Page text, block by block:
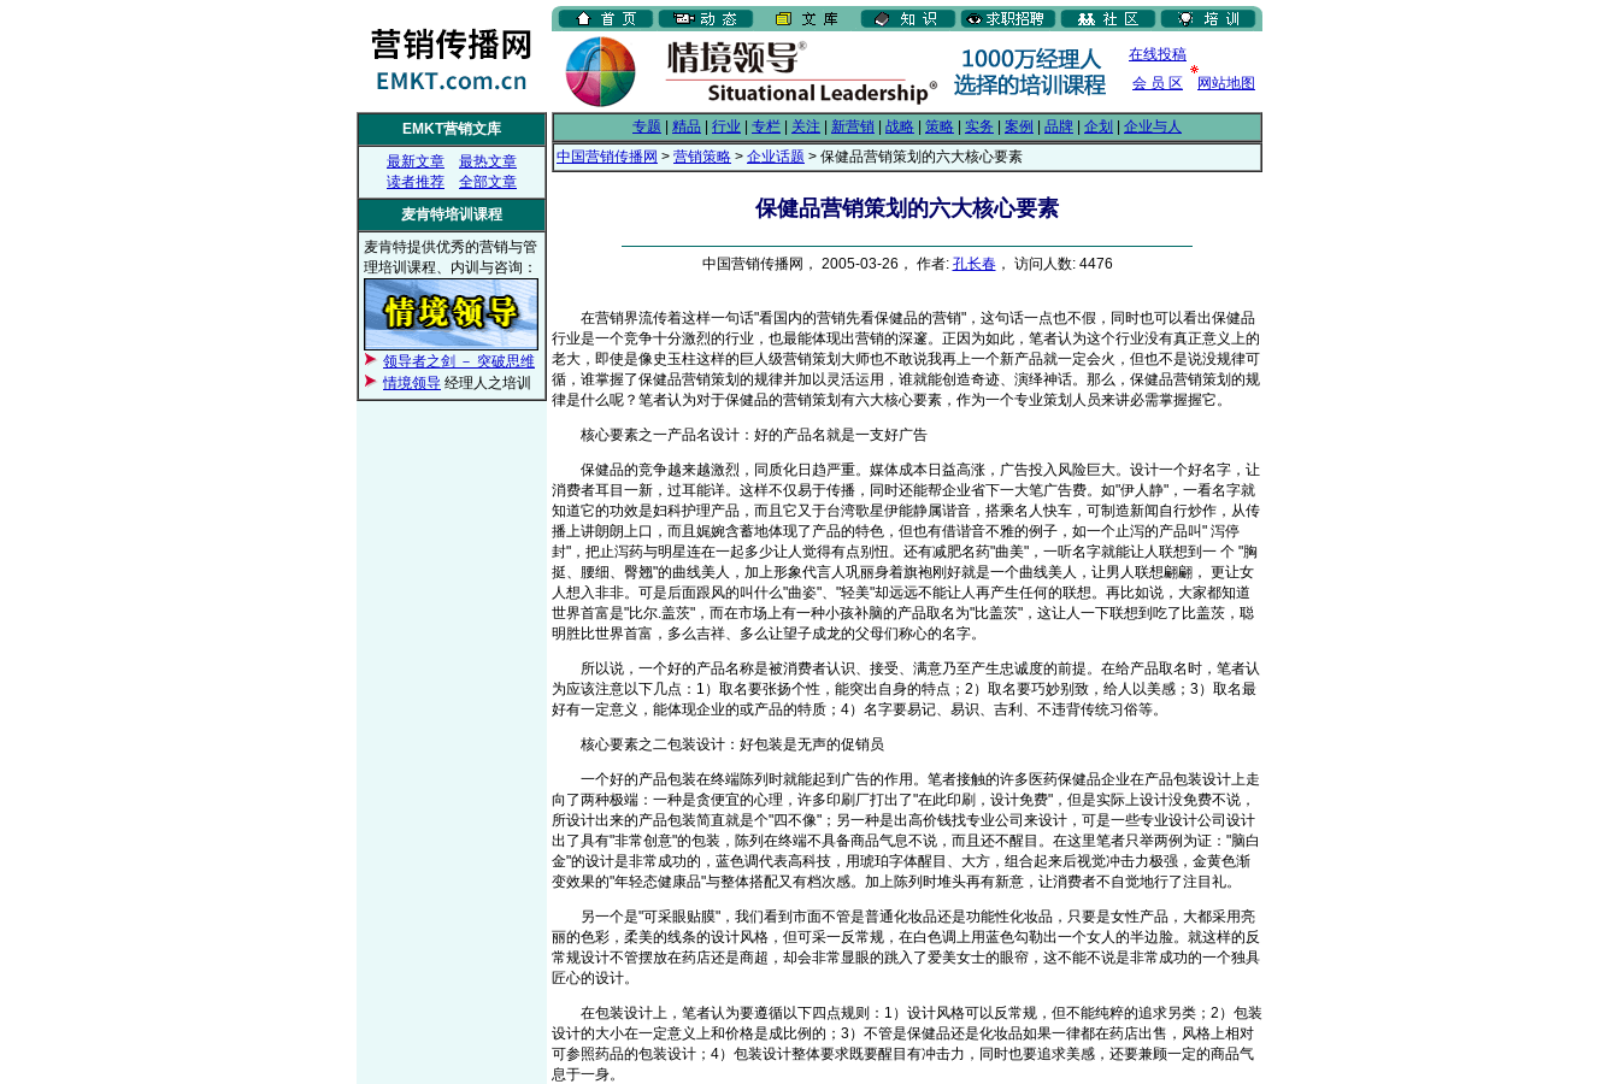
在线投稿
会 员 区
网站地图
EMKT营销文库
最新文章
最热文章
读者推荐
全部文章
麦肯特培训课程
麦肯特提供优秀的营销与管
理培训课程、内训与咨询：
领导者之剑 － 突破思维
情境领导 经理人之培训
专题 精品 行业 专栏 关注 新营销 战略 策略 实务 案例 品牌 企划
企业与人
中国营销传播网 > 营销策略 > 企业话题 > 保健品营销策划的六大核心要素
保健品营销策划的六大核心要素
中国营销传播网， 2005-03-26， 作者: 孔长春， 访问人数: 4476
在营销界流传着这样一句话"看国内的营销先看保健品的营销"，这句话一点也不假，同时也可以看出保健品
行业是一个竞争十分激烈的行业，也最能体现出营销的深邃。正因为如此，笔者认为这个行业没有真正意义上的
老大，即使是像史玉柱这样的巨人级营销策划大师也不敢说我再上一个新产品就一定会火，但也不是说没规律可
循，谁掌握了保健品营销策划的规律并加以灵活运用，谁就能创造奇迹、演绎神话。那么，保健品营销策划的规
律是什么呢？笔者认为对于保健品的营销策划有六大核心要素，作为一个专业策划人员来讲必需掌握握它。
核心要素之一产品名设计：好的产品名就是一支好广告
保健品的竞争越来越激烈，同质化日趋严重。媒体成本日益高涨，广告投入风险巨大。设计一个好名字，让
消费者耳目一新，过耳能详。这样不仅易于传播，同时还能帮企业省下一大笔广告费。如"伊人静"，一看名字就
知道它的功效是妇科护理产品，而且它又于台湾歌星伊能静属谐音，搭乘名人快车，可制造新闻自行炒作，从传
播上讲朗朗上口，而且娓婉含蓄地体现了产品的特色，但也有借谐音不雅的例子，如一个止泻的产品叫" 泻停
封"，把止泻药与明星连在一起多少让人觉得有点别忸。还有减肥名药"曲美"，一听名字就能让人联想到一 个 "胸
挺、腰细、臀翘"的曲线美人，加上形象代言人巩丽身着旗袍刚好就是一个曲线美人，让男人联想翩翩， 更让女
人想入非非。可是后面跟风的叫什么"曲姿"、"轻美"却远远不能让人再产生任何的联想。再比如说，大家都知道
世界首富是"比尔.盖茨"，而在市场上有一种小孩补脑的产品取名为"比盖茨"，这让人一下联想到吃了比盖茨，聪
明胜比世界首富，多么吉祥、多么让望子成龙的父母们称心的名字。
所以说，一个好的产品名称是被消费者认识、接受、满意乃至产生忠诚度的前提。在给产品取名时，笔者认
为应该注意以下几点：1）取名要张扬个性，能突出自身的特点；2）取名要巧妙别致，给人以美感；3）取名最
好有一定意义，能体现企业的或产品的特质；4）名字要易记、易识、吉利、不违背传统习俗等。
核心要素之二包装设计：好包装是无声的促销员
一个好的产品包装在终端陈列时就能起到广告的作用。笔者接触的许多医药保健品企业在产品包装设计上走
向了两种极端：一种是贪便宜的心理，许多印刷厂打出了"在此印刷，设计免费"，但是实际上设计没免费不说，
所设计出来的产品包装简直就是个"四不像"；另一种是出高价钱找专业公司来设计，可是一些专业设计公司设计
出了具有"非常创意"的包装，陈列在终端不具备商品气息不说，而且还不醒目。在这里笔者只举两例为证："脑白
金"的设计是非常成功的，蓝色调代表高科技，用琥珀字体醒目、大方，组合起来后视觉冲击力极强，金黄色渐
变效果的"年轻态健康品"与整体搭配又有档次感。加上陈列时堆头再有新意，让消费者不自觉地行了注目礼。
另一个是"可采眼贴膜"，我们看到市面不管是普通化妆品还是功能性化妆品，只要是女性产品，大都采用亮
丽的色彩，柔美的线条的设计风格，但可采一反常规，在白色调上用蓝色勾勒出一个女人的半边脸。就这样的反
常规设计不管摆放在药店还是商超，却会非常显眼的跳入了爱美女士的眼帘，这不能不说是非常成功的一个独具
匠心的设计。
在包装设计上，笔者认为要遵循以下四点规则：1）设计风格可以反常规，但不能纯粹的追求另类；2）包装
设计的大小在一定意义上和价格是成比例的；3）不管是保健品还是化妆品如果一律都在药店出售，风格上相对
可参照药品的包装设计；4）包装设计整体要求既要醒目有冲击力，同时也要追求美感，还要兼顾一定的商品气
息于一身。